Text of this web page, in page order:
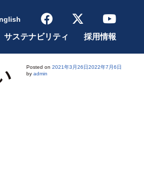
サステナビリティ 採用情報
Posted on2021年3月26日2022年7月6日
byadmin